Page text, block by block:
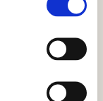
i højere grad, end
forbigående
i DNA’et og
faktorer,
hvordan